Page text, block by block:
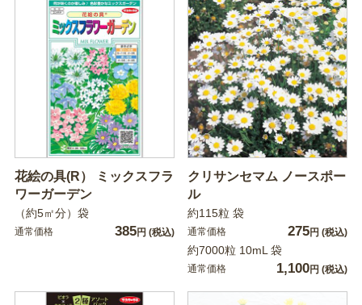
花絵の具(R） ミックスフラ
ワーガーデン
（約5㎡分）袋
通常価格 385円 (税込)
クリサンセマム ノースポー
ル
約115粒 袋
通常価格 275円 (税込)
約7000粒 10mL 袋
通常価格 1,100円 (税込)